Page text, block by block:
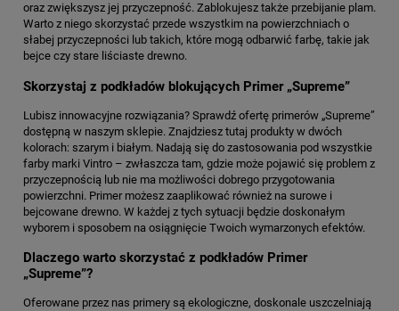
oraz zwiększysz jej przyczepność. Zablokujesz także przebijanie plam.
Warto z niego skorzystać przede wszystkim na powierzchniach o
słabej przyczepności lub takich, które mogą odbarwić farbę, takie jak
bejce czy stare liściaste drewno.
Skorzystaj z podkładów blokujących Primer „Supreme”
Lubisz innowacyjne rozwiązania? Sprawdź ofertę primerów „Supreme”
dostępną w naszym sklepie. Znajdziesz tutaj produkty w dwóch
kolorach: szarym i białym. Nadają się do zastosowania pod wszystkie
farby marki Vintro – zwłaszcza tam, gdzie może pojawić się problem z
przyczepnością lub nie ma możliwości dobrego przygotowania
powierzchni. Primer możesz zaaplikować również na surowe i
bejcowane drewno. W każdej z tych sytuacji będzie doskonałym
wyborem i sposobem na osiągnięcie Twoich wymarzonych efektów.
Dlaczego warto skorzystać z podkładów Primer
„Supreme”?
Oferowane przez nas primery są ekologiczne, doskonale uszczelniają